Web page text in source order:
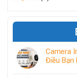
Camera
Điều Bạn